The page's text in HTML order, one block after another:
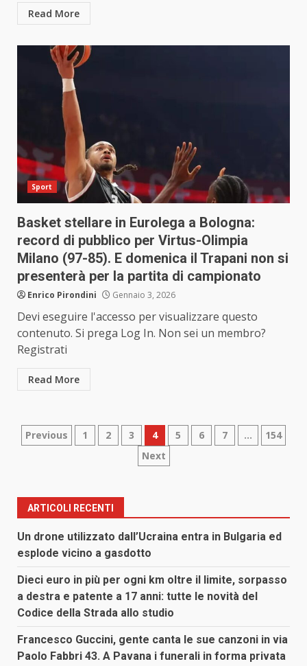
Read More
Sport
Basket stellare in Eurolega a Bologna:
record di pubblico per Virtus-Olimpia
Milano (97-85). E domenica il Trapani non si
presenterà per la partita di campionato
Enrico Pirondini Gennaio 3, 2026
Devi eseguire l'accesso per visualizzare questo
contenuto. Si prega Log In. Non sei un membro?
Registrati
Read More
Paginazione
articoli
Previous 1 2 3 4 5 6 7 …
154
Next
ARTICOLI RECENTI
Un drone utilizzato dall’Ucraina entra in Bulgaria ed
esplode vicino a gasdotto
Dieci euro in più per ogni km oltre il limite, sorpasso
a destra e patente a 17 anni: tutte le novità del
Codice della Strada allo studio
Francesco Guccini, gente canta le sue canzoni in via
Paolo Fabbri 43. A Pavana i funerali in forma privata